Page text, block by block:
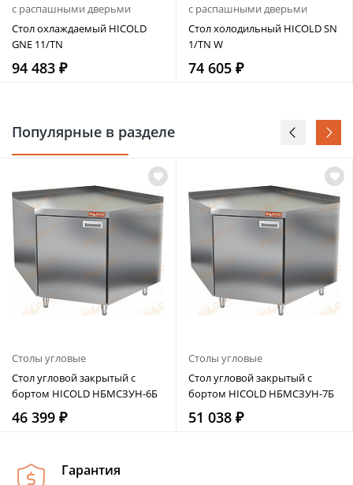
с распашными дверьми
Стол охлаждаемый HICOLD
GNE 11/TN
94 483 ₽
с распашными дверьми
Стол холодильный HICOLD SN
1/TN W
74 605 ₽
Популярные в разделе
Столы угловые
Стол угловой закрытый с
бортом HICOLD НБМСЗУН-6Б
46 399 ₽
Столы угловые
Стол угловой закрытый с
бортом HICOLD НБМСЗУН-7Б
51 038 ₽
Гарантия